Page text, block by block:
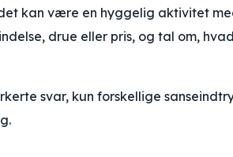
kan være en hyggelig aktivitet
drue eller pris, og tal om,
svar, kun forskellige